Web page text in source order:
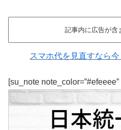
記事内に広告が含
スマホ代を見直すなら今
[su_note